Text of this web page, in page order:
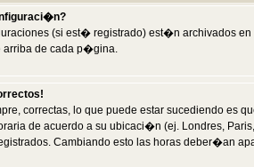
(si est� registrado) est�n archivados
arriba de cada p�gina.
correctas, lo que puede estar sucediendo es
de acuerdo a su ubicaci�n (ej. Londres,
Cambiando esto las horas deber�an